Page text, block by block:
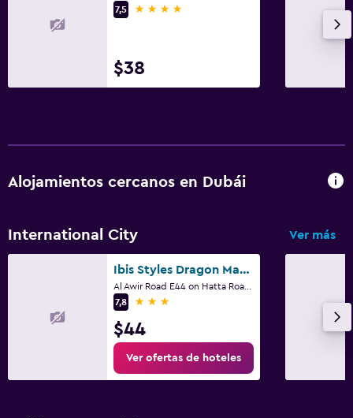
7,5
4 estrellas
$38
Alojamientos cercanos en Dubái
International City Ver más
Ibis Styles Dragon Mart Dubai
7,8
3 estrellas
$44
Ver ofertas de hoteles